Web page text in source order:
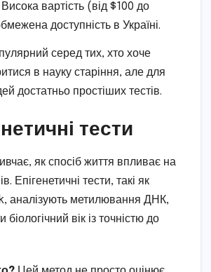
Висока вартість (від $100 до
доступність в Україні.
серед тих, хто хоче
в науку старіння, але для
достатньо простіших тестів.
тести
як спосіб життя впливає на
Епігенетичні тести, такі як
аналізують метилювання ДНК,
вік із точністю до